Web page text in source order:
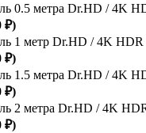
0.5 метра Dr.HD / 4K
₽)
1 метр Dr.HD / 4K
₽)
1.5 метра Dr.HD / 4K
₽)
2 метра Dr.HD / 4K
₽)